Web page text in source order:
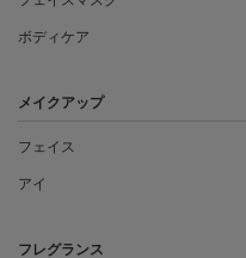
ボディケア
メイクアップ
フェイス
アイ
フレグランス